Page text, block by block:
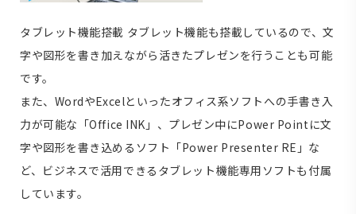
タブレット機能搭載 タブレット機能も搭載しているので、文
字や図形を書き加えながら活きたプレゼンを行うことも可能
です。
また、WordやExcelといったオフィス系ソフトへの手書き入
力が可能な「Office INK」、プレゼン中にPower Pointに文
字や図形を書き込めるソフト「Power Presenter RE」な
ど、ビジネスで活用できるタブレット機能専用ソフトも付属
しています。